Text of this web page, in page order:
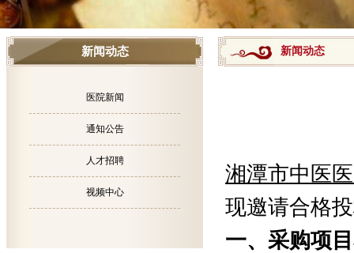
新闻动态
医院新闻
通知公告
人才招聘
视频中心
新闻动态
湘潭市中医
现邀请合格
一、采购项